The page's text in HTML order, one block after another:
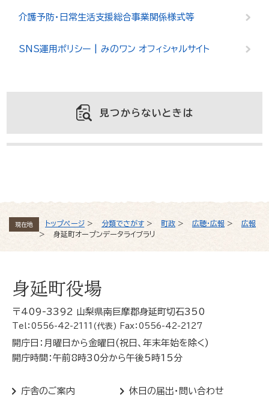
現在地 トップページ > 分類でさがす > 町政 > 広聴・広報 >
広報
>
身延町オープンデータライブラリ
介護予防・日常生活支援総合事業関係様式等
SNS運用ポリシー | みのワン オフィシャルサイト
見つからないときは
身延町役場
〒409-3392 山梨県南巨摩郡身延町切石350
Tel：0556-42-2111(代表) Fax：0556-42-2127
開庁日：月曜日から金曜日(祝日、年末年始を除く)
開庁時間：午前8時30分から午後5時15分
庁舎のご案内 休日の届出・問い合わせ